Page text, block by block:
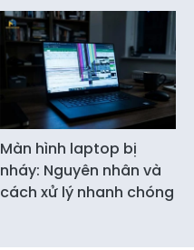
Màn hình laptop bị
nháy: Nguyên nhân và
cách xử lý nhanh chóng